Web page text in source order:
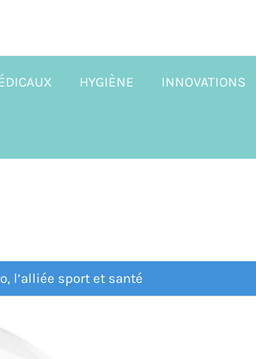
HYGIÈNE INNOVATIONS
l’alliée sport et santé